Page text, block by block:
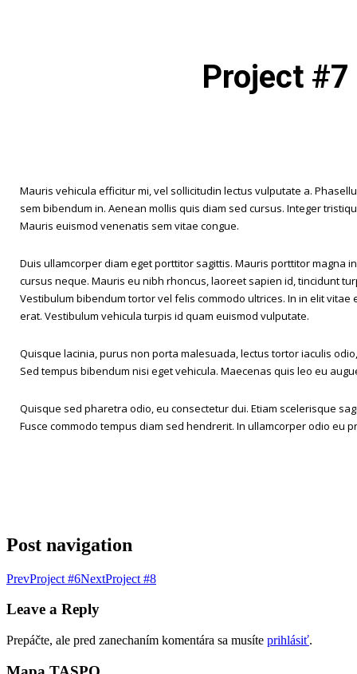
Project #7
Mauris vehicula efficitur mi, vel sollicitudin lectus vulputate a.
sem bibendum in. Aenean mollis quis diam sed cursus. Integer
Mauris euismod venenatis sem vitae congue.
Duis ullamcorper diam eget porttitor sagittis. Mauris porttitor magna
cursus neque. Mauris eu nibh rhoncus, laoreet sapien id, tincidunt
Vestibulum bibendum tortor vel felis commodo ultrices. In in elit
erat. Vestibulum vehicula turpis id quam euismod vulputate.
Quisque lacinia, purus non porta malesuada, lectus tortor iaculis
Sed tempus bibendum nisi eget vehicula. Maecenas quis leo eu
Quisque sed pharetra odio, eu consectetur dui. Etiam scelerisque
Fusce commodo tempus diam sed hendrerit. In ullamcorper odio eu
Post navigation
PrevProject #6NextProject #8
Leave a Reply
Prepáčte, ale pred zanechaním komentára sa musíte prihlásiť.